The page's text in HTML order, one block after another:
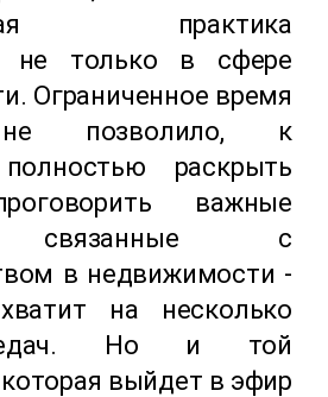
практика
не только в сфере
Ограниченное время
не позволило, к
раскрыть
важные
связанные с
в недвижимости -
на несколько
Но и той
выйдет в эфир